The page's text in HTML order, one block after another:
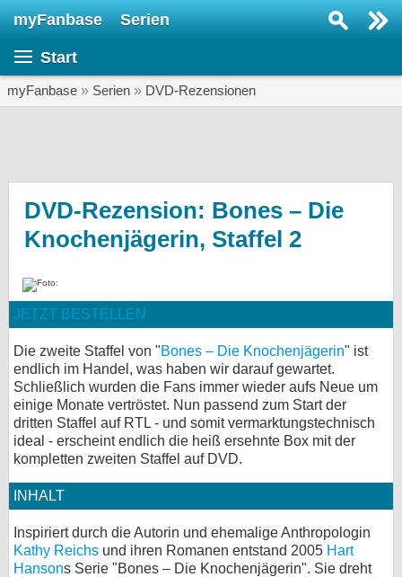
myFanbase Serien
Start
myFanbase » Serien » DVD-Rezensionen
DVD-Rezension: Bones – Die
Knochenjägerin, Staffel 2
JETZT BESTELLEN
Die zweite Staffel von "Bones – Die Knochenjägerin" ist
endlich im Handel, was haben wir darauf gewartet.
Schließlich wurden die Fans immer wieder aufs Neue um
einige Monate vertröstet. Nun passend zum Start der
dritten Staffel auf RTL - und somit vermarktungstechnisch
ideal - erscheint endlich die heiß ersehnte Box mit der
kompletten zweiten Staffel auf DVD.
INHALT
Inspiriert durch die Autorin und ehemalige Anthropologin
Kathy Reichs und ihren Romanen entstand 2005 Hart
Hansons Serie "Bones – Die Knochenjägerin". Sie dreht
SERIEN
Veranstaltungen
Gewinnspiele
Forum
bei X
bei Facebook
Kontakt
Nutzungsbedingungen